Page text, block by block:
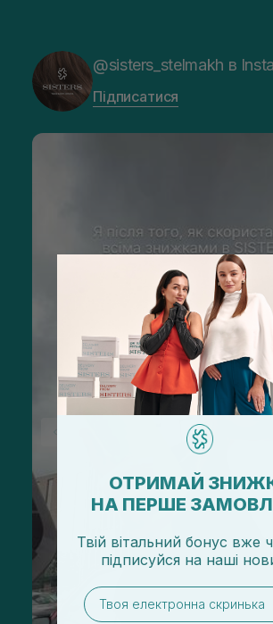
@sisters_stelmakh в
Підписатися
ОТРИМАЙ
НА ПЕРШЕ
Твій вітальний бонус вже
підписуйся на наші
email